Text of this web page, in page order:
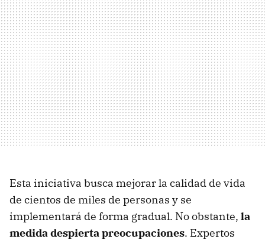
Esta iniciativa busca mejorar la calidad de vida
de cientos de miles de personas y se
implementará de forma gradual. No obstante, la
medida despierta preocupaciones. Expertos